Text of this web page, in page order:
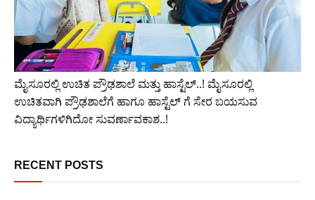
ಮೈಸೂರಲ್ಲಿ ಉಚಿತ ಪ್ರೌಢಶಾಲೆ ಮತ್ತು ಹಾಸ್ಟೆಲ್..! ಮೈಸೂರಲ್ಲಿ
ಉಚಿತವಾಗಿ ಪ್ರೌಢಶಾಲೆಗೆ ಹಾಗೂ ಹಾಸ್ಟೆಲ್ ಗೆ ಸೇರ ಬಯಸುವ
ವಿದ್ಯಾರ್ಥಿಗಳಿಗಿದೋ ಸುವರ್ಣಾವಕಾಶ..!
RECENT POSTS